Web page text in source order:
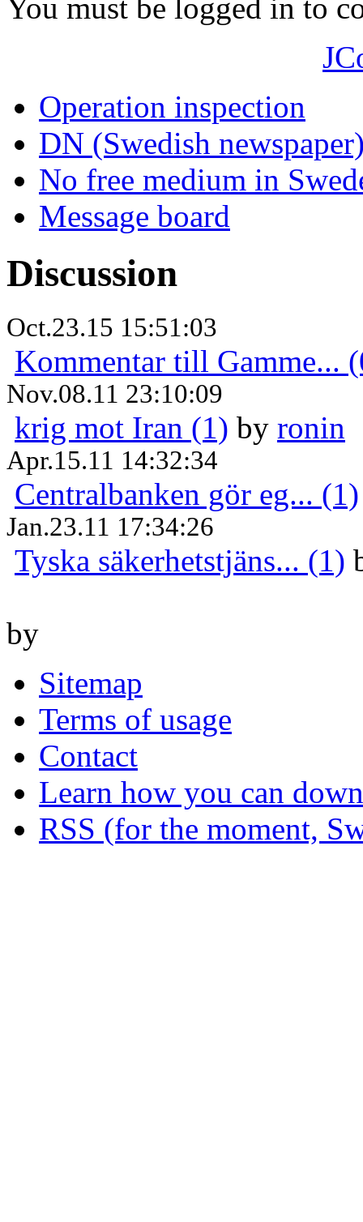
You must be logged in to
Operation inspection
DN (Swedish
No free medium in
Message board
Discussion
Oct.23.15 15:51:03
Kommentar till Gamme...
Nov.08.11 23:10:09
krig mot Iran (1) by ronin
Apr.15.11 14:32:34
Centralbanken gör eg... (1)
Jan.23.11 17:34:26
Tyska säkerhetstjäns... (1)
by
Sitemap
Terms of usage
Contact
Learn how you can
RSS (for the moment,